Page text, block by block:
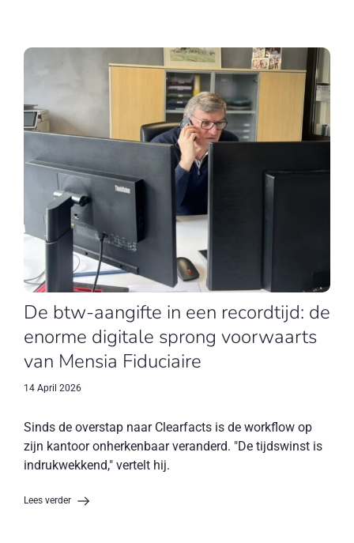
De btw-aangifte in een recordtijd: de
enorme digitale sprong voorwaarts
van Mensia Fiduciaire
14 April 2026
Sinds de overstap naar Clearfacts is de workflow op
zijn kantoor onherkenbaar veranderd. "De tijdswinst is
indrukwekkend," vertelt hij.
Lees verder